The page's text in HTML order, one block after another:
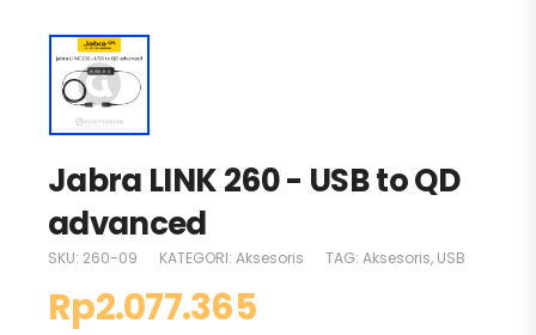
Jabra LINK 260 - USB to QD
advanced
SKU: 260-09 KATEGORI: Aksesoris TAG: Aksesoris, USB
Rp2.077.365